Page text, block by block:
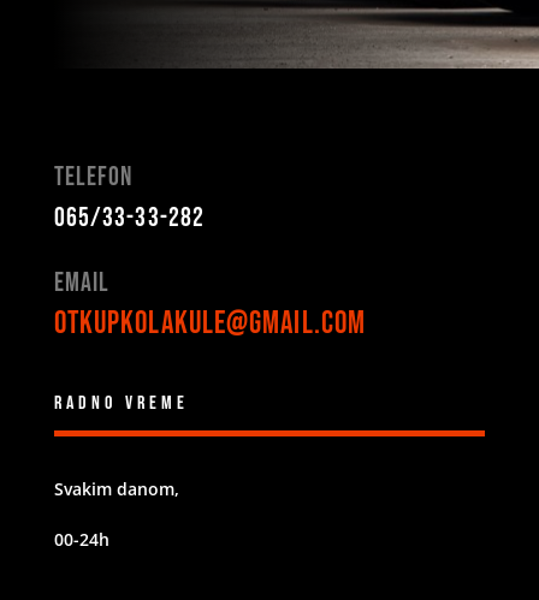
Telefon
065/33-33-282
Email
otkupkolakule@gmail.com
Radno vreme
Svakim danom,
00-24h